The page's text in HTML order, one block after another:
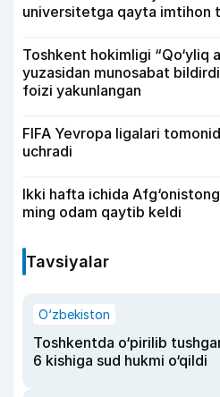
universitetga qayta imtihon
Toshkent hokimligi “Qo‘yliq
yuzasidan munosabat
foizi yakunlangan
FIFA Yevropa ligalari
uchradi
Ikki hafta ichida
ming odam qaytib keldi
Tavsiyalar
O‘zbekiston
Toshkentda o‘pirilib
6 kishiga sud hukmi o‘qildi